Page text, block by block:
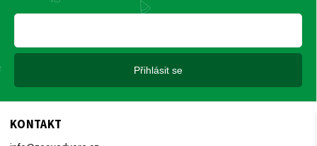
KONTAKT
Přihlásit se